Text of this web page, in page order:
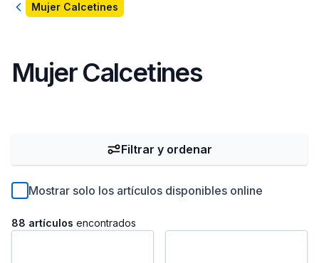
VolverMujer Calcetines
Mujer Calcetines
Mostrar solo los artículos disponibles online
88 artículos encontrados
Filtrar y ordenar